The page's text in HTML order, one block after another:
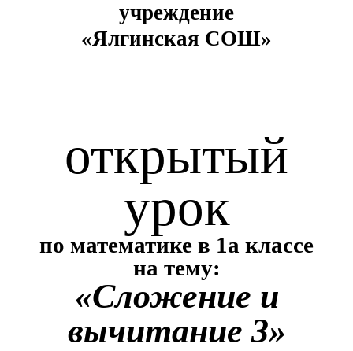
учреждение
«Ялгинская СОШ»
открытый
урок
по математике в 1а классе
на тему:
«Сложение и
вычитание 3»